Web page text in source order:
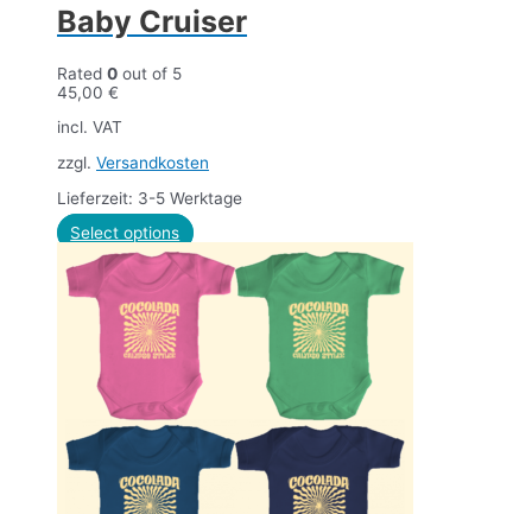
Baby Cruiser
Rated 0 out of 5
45,00 €
incl. VAT
zzgl. Versandkosten
Lieferzeit: 3-5 Werktage
Select options